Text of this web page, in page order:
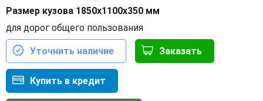
Размер кузова 1850х1100х350 мм
для дорог общего пользования
Уточнить наличие Заказать
Купить в кредит